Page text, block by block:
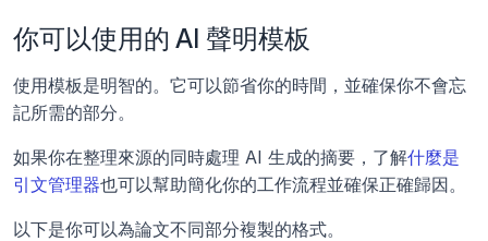
你可以使用的 AI 聲明模板
使用模板是明智的。它可以節省你的時間，並確保你不會忘
記所需的部分。
如果你在整理來源的同時處理 AI 生成的摘要，了解什麼是
引文管理器也可以幫助簡化你的工作流程並確保正確歸因。
以下是你可以為論文不同部分複製的格式。